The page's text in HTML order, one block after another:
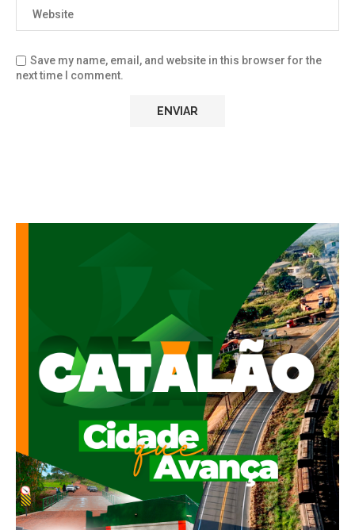
Save my name, email, and website in this browser for the
next time I comment.